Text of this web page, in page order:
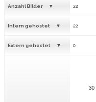
Anzahl Bilder 22
Intern gehostet 22
Extern gehostet 0
30